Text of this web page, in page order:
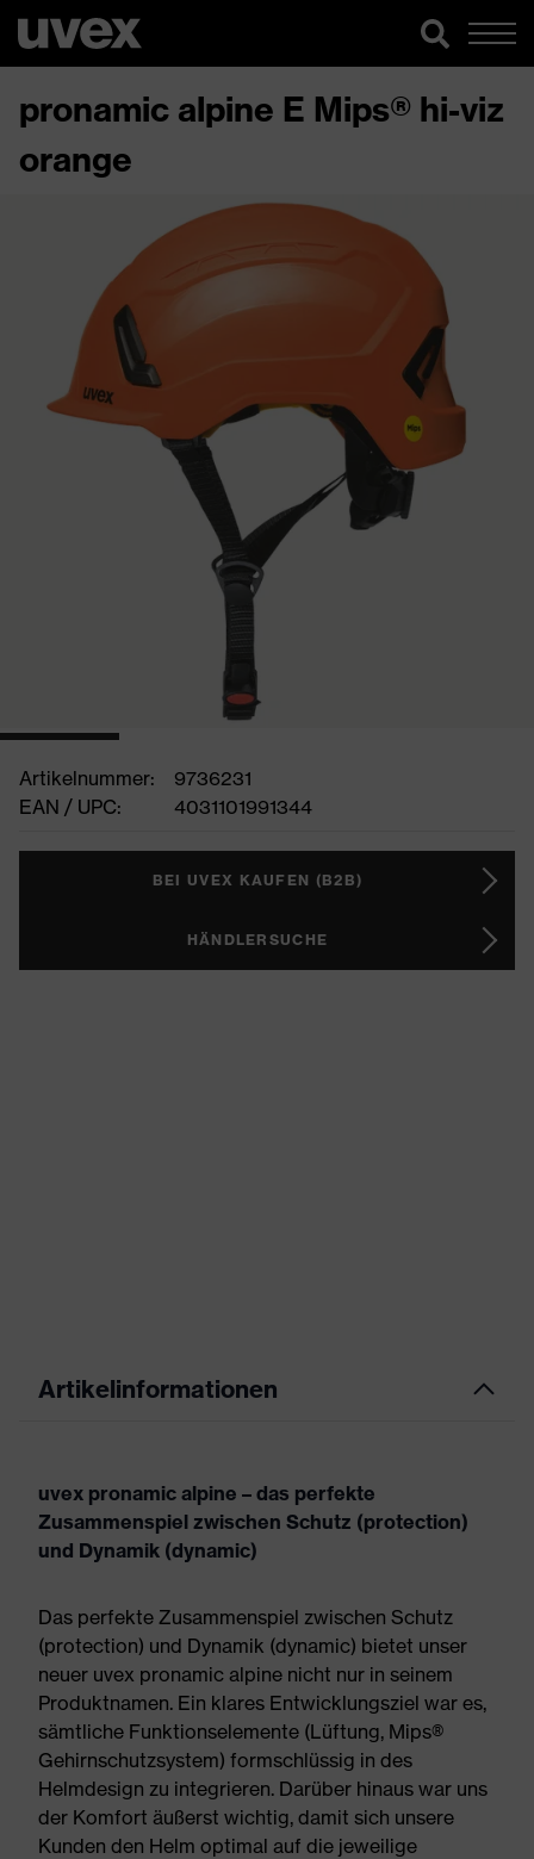
pronamic alpine E Mips® hi-viz
orange
Artikelnummer:
9736231
EAN / UPC:
4031101991344
BEI UVEX KAUFEN (B2B)
HÄNDLERSUCHE
Artikelinformationen
uvex pronamic alpine – das perfekte
Zusammenspiel zwischen Schutz (protection)
und Dynamik (dynamic)
Das perfekte Zusammenspiel zwischen Schutz
(protection) und Dynamik (dynamic) bietet unser
neuer uvex pronamic alpine nicht nur in seinem
Produktnamen. Ein klares Entwicklungsziel war es,
sämtliche Funktionselemente (Lüftung, Mips®
Gehirnschutzsystem) formschlüssig in des
Helmdesign zu integrieren. Darüber hinaus war uns
der Komfort äußerst wichtig, damit sich unsere
Kunden den Helm optimal auf die jeweilige